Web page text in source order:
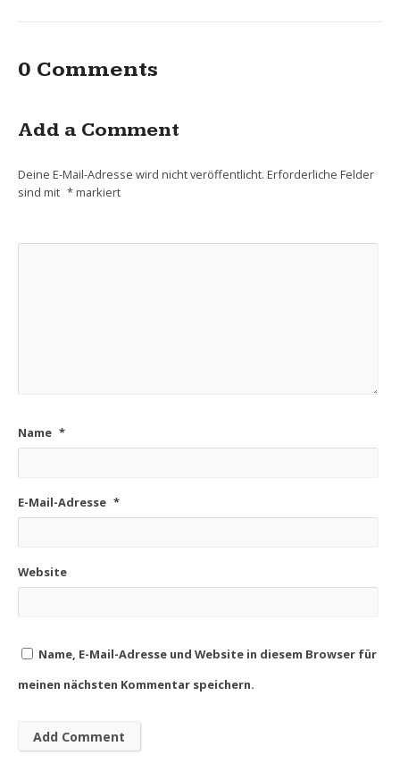
0 Comments
Add a Comment
Deine E-Mail-Adresse wird nicht veröffentlicht. Erforderliche Felder
sind mit *markiert
Name *
E-Mail-Adresse *
Website
Name, E-Mail-Adresse und Website in diesem Browser für
meinen nächsten Kommentar speichern.